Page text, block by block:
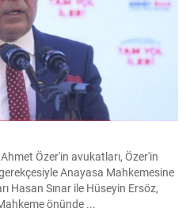
Özer'in avukatları, Özer'in
Anayasa Mahkemesine
Hasan Sınar ile Hüseyin Ersöz,
önünde ...